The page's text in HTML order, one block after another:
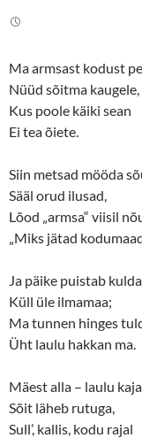
p
e
n
s
i
n
n
w
n
o
w
)
(
O
e
n
s
w
i
n
d
o
w
Ma armsast kodust
Nüüd sõitma kaugele,
Kus poole käiki sean
Ei tea õiete.
Siin metsad mööda
Sääl orud ilusad,
Lõod „armsa“ viisil
„Miks jätad
Ja päike puistab kulda
Küll üle ilmamaa;
Ma tunnen hinges
Üht laulu hakkan ma.
Mäest alla – laulu
Sõit läheb rutuga,
Sull’, kallis, kodu rajal